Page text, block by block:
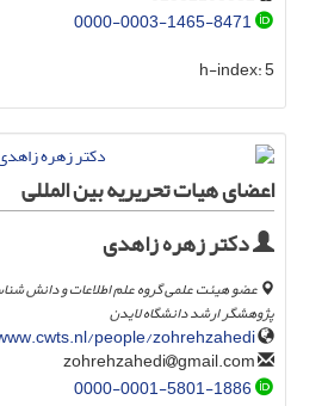
0000-0003-1465-8471
h-index:5
اعضای هیات تحریریه بین المللی
دکتر زهره زاهدی
عضو هیئت علمی گروه علم اطلاعات و دانش
پژوهشگر ارشد دانشگاه لایدن
people/zohrehzahedi
gmail.com
0000-0001-5801-1886